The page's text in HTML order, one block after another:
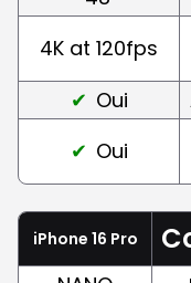
4K at 120fps
Oui
Oui
iPhone 16 Pro